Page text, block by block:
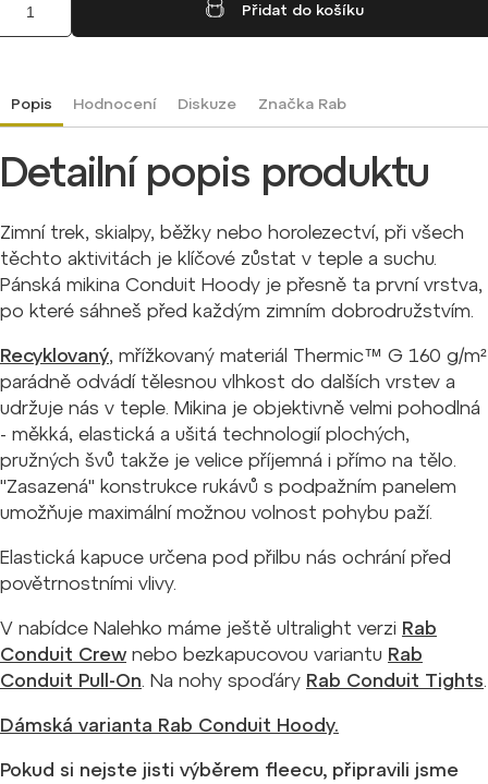
Přidat do košíku
Popis Hodnocení Diskuze ZnačkaRab
Detailní popis produktu
Zimní trek, skialpy, běžky nebo horolezectví, při všech
těchto aktivitách je klíčové zůstat v teple a suchu.
Pánská mikina Conduit Hoody je přesně ta první vrstva,
po které sáhneš před každým zimním dobrodružstvím.
Recyklovaný, mřížkovaný materiál Thermic™ G 160 g/m²
parádně odvádí tělesnou vlhkost do dalších vrstev a
udržuje nás v teple. Mikina je objektivně velmi pohodlná
- měkká, elastická a ušitá technologií plochých,
pružných švů takže je velice příjemná i přímo na tělo.
"Zasazená" konstrukce rukávů s podpažním panelem
umožňuje maximální možnou volnost pohybu paží.
Elastická kapuce určena pod přilbu nás ochrání před
povětrnostními vlivy.
V nabídce Nalehko máme ještě ultralight verzi Rab
Conduit Crew nebo bezkapucovou variantu Rab
Conduit Pull-On. Na nohy spoďáry Rab Conduit Tights.
Dámská varianta Rab Conduit Hoody.
Pokud si nejste jisti výběrem fleecu, připravili jsme